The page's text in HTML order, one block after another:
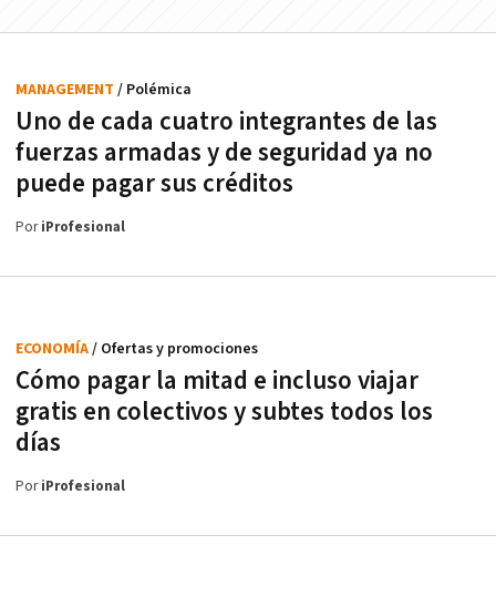
Uno de cada cuatro integrantes de las
fuerzas armadas y de seguridad ya no
puede pagar sus créditos
MANAGEMENT / Polémica
PoriProfesional
Cómo pagar la mitad e incluso viajar
gratis en colectivos y subtes todos los
días
ECONOMÍA/ Ofertas y promociones
PoriProfesional